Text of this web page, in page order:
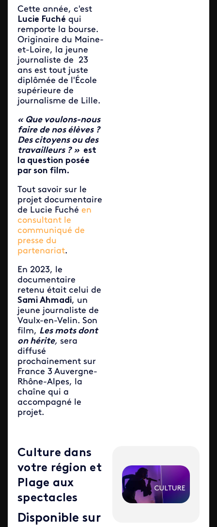
Cette année, c'est
Lucie Fuché qui
remporte la bourse.
Originaire du Maine-
et-Loire, la jeune
journaliste de 23
ans est tout juste
diplômée de l'École
supérieure de
journalisme de Lille.
« Que voulons-nous
faire de nos élèves ?
Des citoyens ou des
travailleurs ? » est
la question posée
par son film.
Tout savoir sur le
projet documentaire
de Lucie Fuché en
consultant le
communiqué de
presse du
partenariat.
En 2023, le
documentaire
retenu était celui de
Sami Ahmadi, un
jeune journaliste de
Vaulx-en-Velin. Son
film, Les mots dont
on hérite, sera
diffusé
prochainement sur
France 3 Auvergne-
Rhône-Alpes, la
chaîne qui a
accompagné le
projet.
Culture dans
votre région et
Plage aux
spectacles
Disponible sur